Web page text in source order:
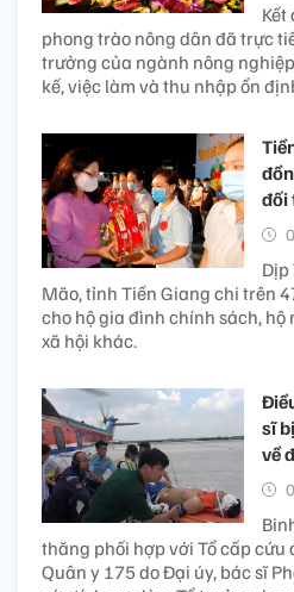
Kết
phong trào nông dân đã trực
trưởng của ngành nông
kế, việc làm và thu nhập ổn
đối
Dịp
Mão, tỉnh Tiền Giang chi trên
cho hộ gia đình chính sách, hộ
xã hội khác.
sĩ
về
thăng phối hợp với Tổ cấp cứu
Quân y 175 do Đại úy, bác sĩ